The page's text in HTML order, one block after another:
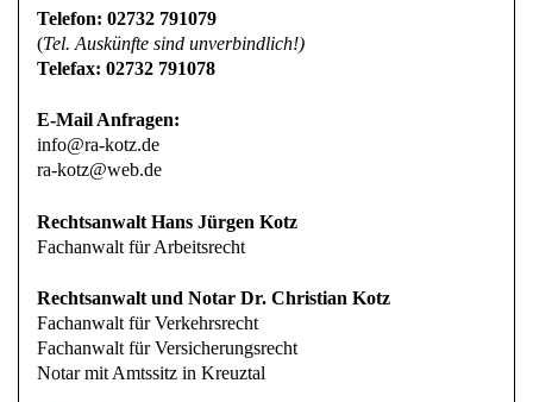
Telefon: 02732 791079
(Tel. Auskünfte sind unverbindlich!)
Telefax: 02732 791078
E-Mail Anfragen:
info@ra-kotz.de
ra-kotz@web.de
Rechtsanwalt Hans Jürgen Kotz
Fachanwalt für Arbeitsrecht
Rechtsanwalt und Notar Dr. Christian Kotz
Fachanwalt für Verkehrsrecht
Fachanwalt für Versicherungsrecht
Notar mit Amtssitz in Kreuztal